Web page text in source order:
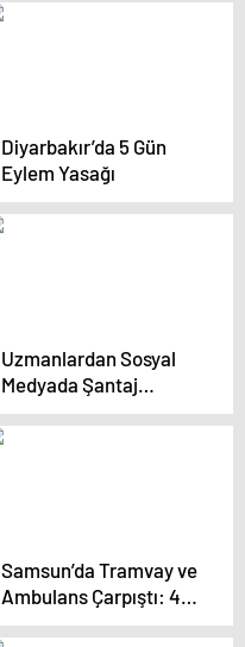
Bulunan Kadın Suçunu
Diyarbakır’da 5 Gün
Eylem Yasağı
Uzmanlardan Sosyal
Medyada Şantaj
Uyarısı
Samsun’da Tramvay ve
Ambulans Çarpıştı: 4
Yaralı